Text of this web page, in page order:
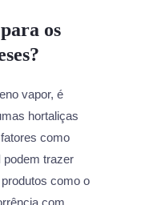
os
vapor, é
hortaliças
como
podem trazer
como o
com